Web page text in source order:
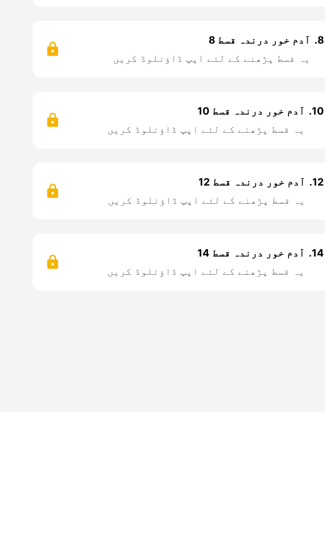
8.
آدم خور درندہ قسط 8
یہ قسط پڑھنے کے لئے اپپ ڈاؤنلوڈ کریں
10.
آدم خور درندہ قسط 10
یہ قسط پڑھنے کے لئے اپپ ڈاؤنلوڈ کریں
12.
آدم خور درندہ قسط 12
یہ قسط پڑھنے کے لئے اپپ ڈاؤنلوڈ کریں
14.
آدم خور درندہ قسط 14
یہ قسط پڑھنے کے لئے اپپ ڈاؤنلوڈ کریں